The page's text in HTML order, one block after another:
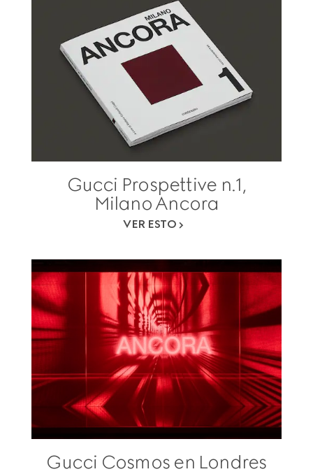
Gucci Prospettive n.1,
Milano Ancora
VER ESTO
Gucci Cosmos en Londres